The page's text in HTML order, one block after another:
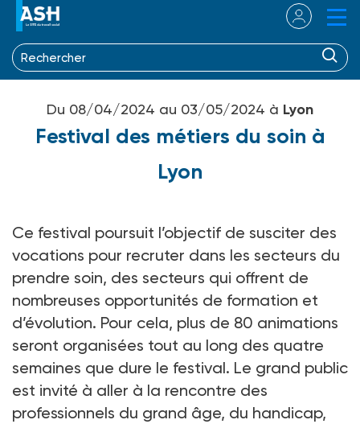
Du 08/04/2024 au 03/05/2024 à Lyon
Festival des métiers du soin à
Lyon
Ce festival poursuit l’objectif de susciter des
vocations pour recruter dans les secteurs du
prendre soin, des secteurs qui offrent de
nombreuses opportunités de formation et
d’évolution. Pour cela, plus de 80 animations
seront organisées tout au long des quatre
semaines que dure le festival. Le grand public
est invité à aller à la rencontre des
professionnels du grand âge, du handicap,